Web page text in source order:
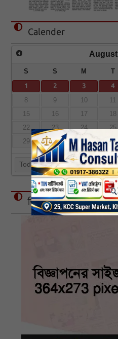
Calender
August
S S M T
1 2 3 4
8 9 10 11
15
16 17 18
22
23 24 25
29
30 31
Today
বিজ্ঞাপন